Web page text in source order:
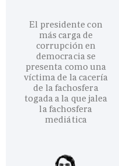
El presidente con
más carga de
corrupción en
democracia se
presenta como una
víctima de la cacería
de la fachosfera
togada a la que jalea
la fachosfera
mediática